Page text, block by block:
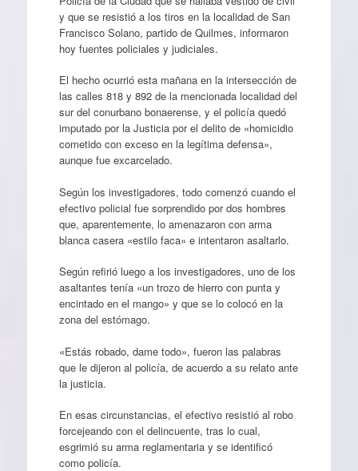
y que se resistió a los tiros en la localidad de San
Francisco Solano, partido de Quilmes, informaron
hoy fuentes policiales y judiciales.
El hecho ocurrió esta mañana en la intersección de
las calles 818 y 892 de la mencionada localidad del
sur del conurbano bonaerense, y el policía quedó
imputado por la Justicia por el delito de «homicidio
cometido con exceso en la legítima defensa»,
aunque fue excarcelado.
Según los investigadores, todo comenzó cuando el
efectivo policial fue sorprendido por dos hombres
que, aparentemente, lo amenazaron con arma
blanca casera «estilo faca» e intentaron asaltarlo.
Según refirió luego a los investigadores, uno de los
asaltantes tenía «un trozo de hierro con punta y
encintado en el mango» y que se lo colocó en la
zona del estómago.
«Estás robado, dame todo», fueron las palabras
que le dijeron al policía, de acuerdo a su relato ante
la justicia.
En esas circunstancias, el efectivo resistió al robo
forcejeando con el delincuente, tras lo cual,
esgrimió su arma reglamentaria y se identificó
como policía.